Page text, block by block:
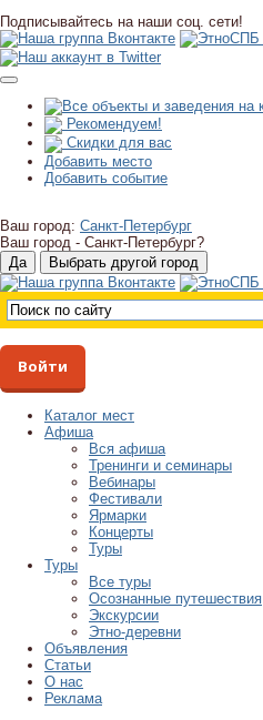
Подписывайтесь на наши соц. сети!
Рекомендуем!
Скидки для вас
Добавить место
Добавить событие
Ваш город: Санкт-Петербург
Ваш город - Санкт-Петербург?
Войти
Каталог мест
Афиша
Вся афиша
Тренинги и семинары
Вебинары
Фестивали
Ярмарки
Концерты
Туры
Туры
Все туры
Осознанные путешествия
Экскурсии
Этно-деревни
Объявления
Статьи
О нас
Реклама